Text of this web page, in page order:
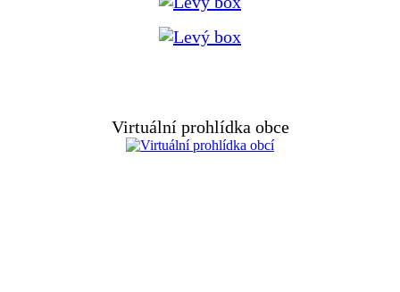
Virtuální prohlídka obce